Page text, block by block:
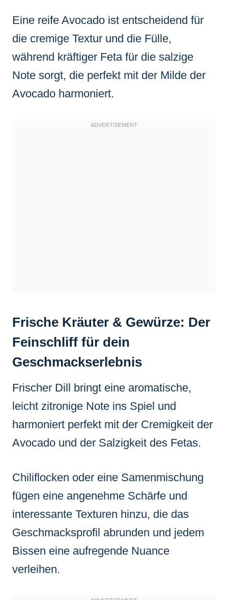
Eine reife Avocado ist entscheidend für
die cremige Textur und die Fülle,
während kräftiger Feta für die salzige
Note sorgt, die perfekt mit der Milde der
Avocado harmoniert.
Frische Kräuter & Gewürze: Der
Feinschliff für dein
Geschmackserlebnis
Frischer Dill bringt eine aromatische,
leicht zitronige Note ins Spiel und
harmoniert perfekt mit der Cremigkeit der
Avocado und der Salzigkeit des Fetas.
Chiliflocken oder eine Samenmischung
fügen eine angenehme Schärfe und
interessante Texturen hinzu, die das
Geschmacksprofil abrunden und jedem
Bissen eine aufregende Nuance
verleihen.